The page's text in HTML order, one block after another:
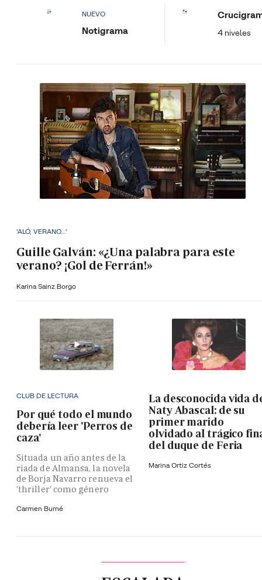
NUEVO
Notigrama 4 niveles
'ALÓ, VERANO...'
Guille Galván: «¿Una palabra para este
verano? ¡Gol de Ferrán!»
Karina Sainz Borgo
CLUB DE LECTURA
Por qué todo el mundo
debería leer 'Perros de
caza'
Situada un año antes de la
riada de Almansa, la novela
de Borja Navarro renueva el
'thriller' como género
Carmen Burné
La desconocida vida
Naty Abascal: de su
primer marido
olvidado al trágico
del duque de Feria
Marina Ortiz Cortés